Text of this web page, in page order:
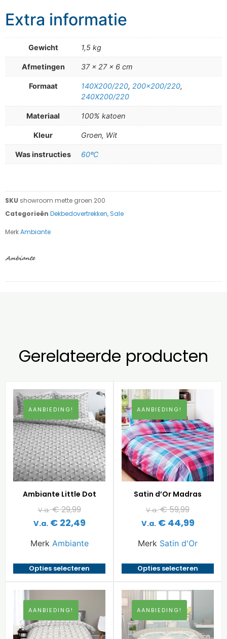
Extra informatie
Gewicht 1,5 kg
Afmetingen 37 × 27 × 6 cm
Formaat 140X200/220, 200×200/220,
240X200/220
Materiaal 100% katoen
Kleur Groen, Wit
Was instructies 60ºC
SKU showroom mette groen 200
Categorieën Dekbedovertrekken, Sale
MerkAmbiante
Gerelateerde producten
AANBIEDING!
Ambiante Little Dot
V.a. €29,99
V.a. €22,49
Merk Ambiante
Opties selecteren
AANBIEDING!
Satin d’Or Madras
V.a. €59,99
V.a. €44,99
Merk Satin d'Or
Opties selecteren
AANBIEDING! AANBIEDING!